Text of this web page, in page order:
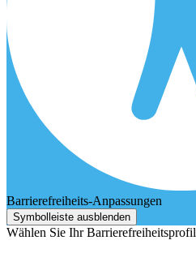
Barrierefreiheits-Anpassungen
Symbolleiste ausblenden
Wählen Sie Ihr Barrierefreiheitsprofil